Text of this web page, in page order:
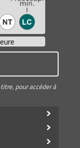
pour accéder à